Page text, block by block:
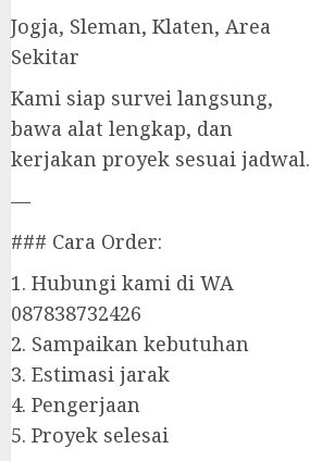
Jogja, Sleman, Klaten, Area
Sekitar
Kami siap survei langsung,
bawa alat lengkap, dan
kerjakan proyek sesuai jadwal.
—
### Cara Order:
1. Hubungi kami di WA
087838732426
2. Sampaikan kebutuhan
3. Estimasi jarak
4. Pengerjaan
5. Proyek selesai